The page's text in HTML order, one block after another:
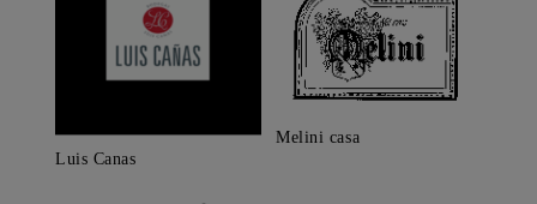
Luis Canas
Melini casa